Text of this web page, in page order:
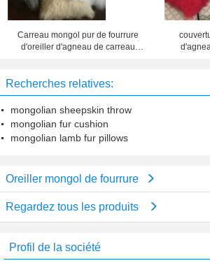
Carreau mongol pur de fourrure
d'oreiller d'agneau de carreau
Recherches relatives:
mongolian sheepskin throw
mongolian fur cushion
mongolian lamb fur pillows
Oreiller mongol de fourrure
Regardez tous les produits
Profil de la société